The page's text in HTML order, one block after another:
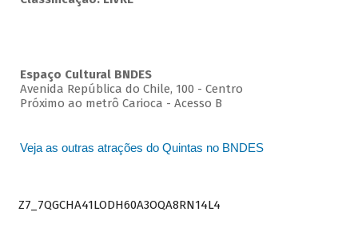
Espaço Cultural BNDES
Avenida República do Chile, 100 - Centro
Próximo ao metrô Carioca - Acesso B
Veja as outras atrações do Quintas no BNDES
Z7_7QGCHA41LODH60A3OQA8RN14L4